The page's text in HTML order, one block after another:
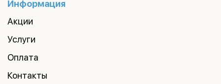
Информация
Акции
Услуги
Оплата
Контакты